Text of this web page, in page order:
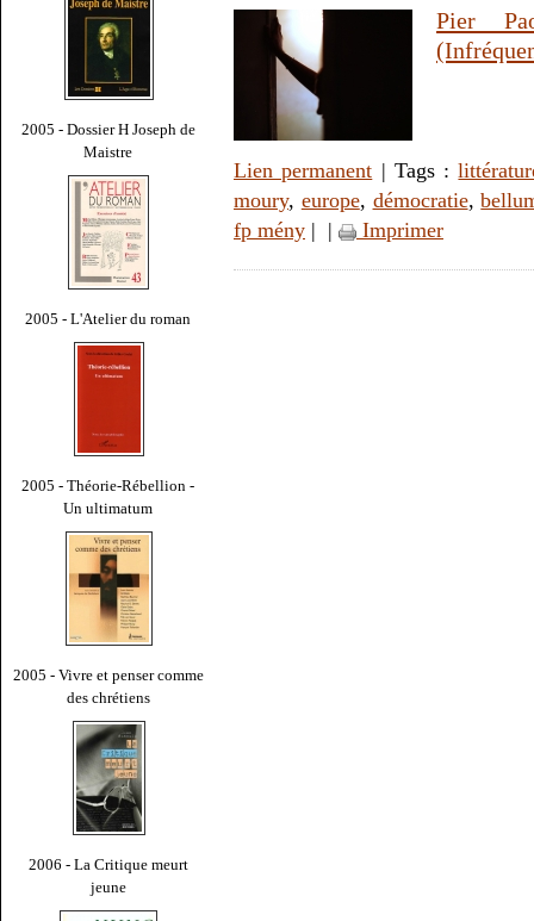
2005 - Dossier H Joseph de
Maistre
2005 - L'Atelier du roman
2005 - Théorie-Rébellion -
Un ultimatum
2005 - Vivre et penser comme
des chrétiens
2006 - La Critique meurt
jeune
Pier
Lien permanent | Tags :
moury, europe, démocratie,
fp mény | | Imprimer